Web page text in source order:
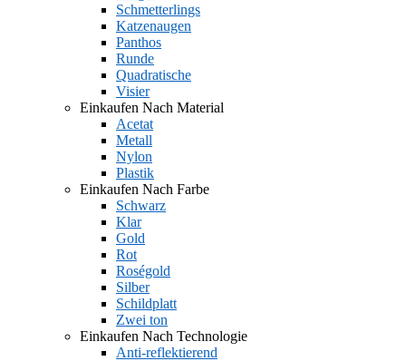
Schmetterlings
Katzenaugen
Panthos
Runde
Quadratische
Visier
Einkaufen Nach Material
Acetat
Metall
Nylon
Plastik
Einkaufen Nach Farbe
Schwarz
Klar
Gold
Rot
Roségold
Silber
Schildplatt
Zwei ton
Einkaufen Nach Technologie
Anti-reflektierend